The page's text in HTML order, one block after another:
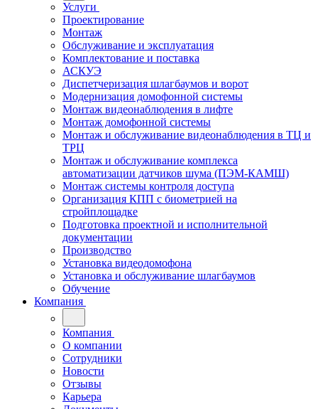
Услуги
Проектирование
Монтаж
Обслуживание и эксплуатация
Комплектование и поставка
АСКУЭ
Диспетчеризация шлагбаумов и ворот
Модернизация домофонной системы
Монтаж видеонаблюдения в лифте
Монтаж домофонной системы
Монтаж и обслуживание видеонаблюдения в ТЦ и
ТРЦ
Монтаж и обслуживание комплекса
автоматизации датчиков шума (ПЭМ-КАМШ)
Монтаж системы контроля доступа
Организация КПП с биометрией на
стройплощадке
Подготовка проектной и исполнительной
документации
Производство
Установка видеодомофона
Установка и обслуживание шлагбаумов
Обучение
Компания
Компания
О компании
Сотрудники
Новости
Отзывы
Карьера